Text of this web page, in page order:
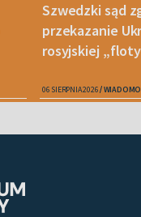
Szwedzki sąd
przekazanie
rosyjskiej
06 SIERPNIA 2026